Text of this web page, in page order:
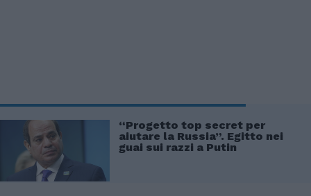
“Progetto top secret per
aiutare la Russia”. Egitto nei
guai sui razzi a Putin